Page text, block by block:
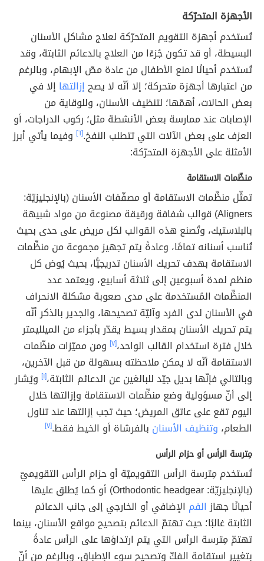
الأجهزة المتحرّكة
تُستخدم أجهزة التقويم المتحرّكة لعلاج مشاكل الأسنان
البسيطة، أو قد تكون جُزءًا من العلاج بالدعائم الثابتة، وقد
تُستخدم أحيانًا لمنع الأطفال من عادة مصّ الإبهام، وبالرغم
من اعتبارها أجهزة متحركة؛ إلا أنّه لا يصحإزالتها إلا في
بعض الحالات، أهمّها؛ لتنظيف الأسنان، وللوقاية من
الإصابات عند ممارسة بعض الأنشطة مثل؛ ركوب الدراجات، أو
العزف على بعض الآلات التي تتطلب النفخ.[٦]
وفيما يأتي أبرز
الأمثلة على الأجهزة المتحرّكة:
منظّمات الاستقامة
تمثّل منظِّمات الاستقامة أو مصفّفات الأسنان (بالإنجليزيّة:
Aligners) قوالب شفافة ورقيقة مصنوعة من مواد شبيهة
بالبلاستيك، وتُصنع هذه القوالب لكل مريض على حدى بحيث
تُناسب أسنانه تمامًا، وعادةً يتم تجهيز مجموعة من منظِّمات
الاستقامة بهدف تحريك الأسنان تدريجيًّا، بحيث يُوض كل
منظم لمدة أسبوعين إلى ثلاثة أسابيع، ويعتمد عدد
المنظِّمات المُستخدمة على مدى صعوبة مشكلة الانحراف
في الأسنان لدى الفرد وآليّة تصحيحها، والجدير بالذكر أنّه
يتم تحريك الأسنان بمقدار بسيط يقدّر بأجزاء من الميلليمتر
خلال فترة استخدام القالب الواحد،[٧]
ومن مميّزات منظّمات
الاستقامة أنّه لا يمكن ملاحظته بسهولة من قبل الآخرين،
وبالتالي فإنّها بديل جيّد للبالغين عن الدعائم الثابتة،[١] ويُشار
إلى أنّ مسؤولية وضع منظِّمات الاستقامة وإزالتها خلال
اليوم تقع على عاتق المريض؛ حيث تجب إزالتها عند تناول
الطعام، وتنظيف الأسنان بالفرشاة أو الخيط فقط.[٧]
مِترسة الرأس أو حزام الرأس
تُستخدم مِترسة الرأس التقويميّة أو حزام الرأس التقويميّ
(بالإنجليزيّة: Orthodontic headgear) أو كما يُطلق عليها
أحيانًا جهازالفم الإضافي أو الخارجي إلى جانب الدعائم
الثابتة غالبًا؛ حيث تهتمّ الدعائم بتصحيح مواقع الأسنان، بينما
تهتمّ مِترسة الرأس التي يتم ارتداؤها على الرأس عادةً
بتغيير استقامة الفكّ وتصحيح سوء الإطباق، وبالرغم من أنّ